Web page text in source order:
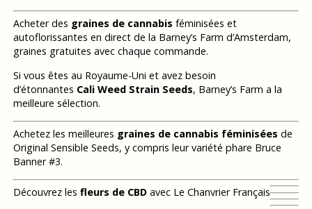
Acheter des graines de cannabis féminisées et
autoflorissantes en direct de la Barney’s Farm d’Amsterdam,
graines gratuites avec chaque commande.
Si vous êtes au Royaume-Uni et avez besoin
d’étonnantes Cali Weed Strain Seeds, Barney’s Farm a la
meilleure sélection.
Achetez les meilleures graines de cannabis féminisées de
Original Sensible Seeds, y compris leur variété phare Bruce
Banner #3.
Découvrez les fleurs de CBDavec Le Chanvrier Français